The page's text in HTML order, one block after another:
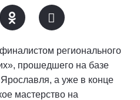
регионального
прошедшего на базе
а уже в конце
мастерство на